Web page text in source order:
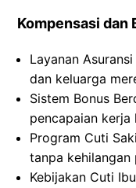
Kompensasi dan
Layanan
dan keluarga
Sistem Bonus
pencapaian kerja
Program Cuti
tanpa kehilangan
Kebijakan Cuti